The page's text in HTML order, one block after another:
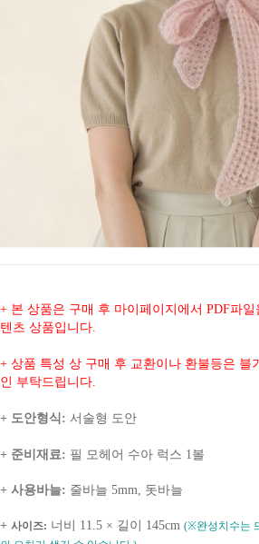
+ 본 상품은 구매 후 마이페이지에서 PDF파
텐츠 상품입니다.
+ 상품 특성 상 구매 후 교환이나 환불등은 블
인 부탁드립니다.
+ 도안형식: 서술형 도안
+ 준비재료: 필 모헤어 수아 럭스 1볼
+ 사용바늘: 줄바늘 5mm, 돗바늘
+ 사이즈: 너비 11.5 × 길이 145cm (※완성치수는